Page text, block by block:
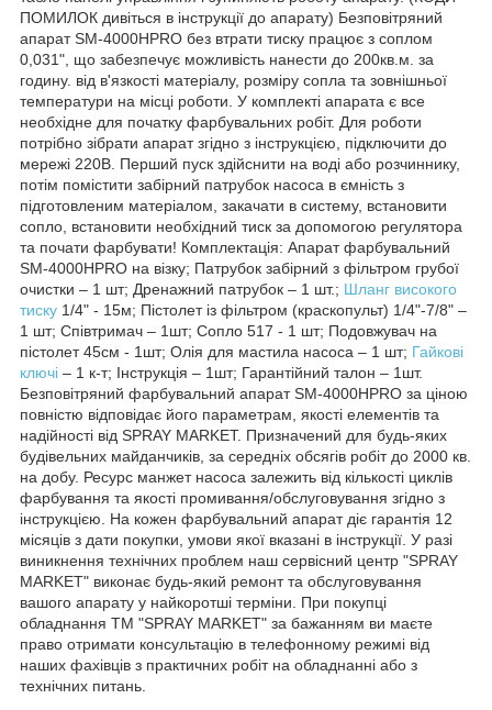
ПОМИЛОК дивіться в інструкції до апарату) Безповітряний
апарат SM-4000HPRO без втрати тиску працює з соплом
0,031", що забезпечує можливість нанести до 200кв.м. за
годину. від в'язкості матеріалу, розміру сопла та зовнішньої
температури на місці роботи. У комплекті апарата є все
необхідне для початку фарбувальних робіт. Для роботи
потрібно зібрати апарат згідно з інструкцією, підключити до
мережі 220В. Перший пуск здійснити на воді або розчиннику,
потім помістити забірний патрубок насоса в ємність з
підготовленим матеріалом, закачати в систему, встановити
сопло, встановити необхідний тиск за допомогою регулятора
та почати фарбувати! Комплектація: Апарат фарбувальний
SM-4000HPRO на візку; Патрубок забірний з фільтром грубої
очистки – 1 шт; Дренажний патрубок – 1 шт.; Шланг високого
тиску 1/4" - 15м; Пістолет із фільтром (краскопульт) 1/4"-7/8" –
1 шт; Співтримач – 1шт; Сопло 517 - 1 шт; Подовжувач на
пістолет 45см - 1шт; Олія для мастила насоса – 1 шт; Гайкові
ключі – 1 к-т; Інструкція – 1шт; Гарантійний талон – 1шт.
Безповітряний фарбувальний апарат SM-4000HPRO за ціною
повністю відповідає його параметрам, якості елементів та
надійності від SPRAY MARKET. Призначений для будь-яких
будівельних майданчиків, за середніх обсягів робіт до 2000 кв.
на добу. Ресурс манжет насоса залежить від кількості циклів
фарбування та якості промивання/обслуговування згідно з
інструкцією. На кожен фарбувальний апарат діє гарантія 12
місяців з дати покупки, умови якої вказані в інструкції. У разі
виникнення технічних проблем наш сервісний центр "SPRAY
MARKET" виконає будь-який ремонт та обслуговування
вашого апарату у найкоротші терміни. При покупці
обладнання ТМ "SPRAY MARKET" за бажанням ви маєте
право отримати консультацію в телефонному режимі від
наших фахівців з практичних робіт на обладнанні або з
технічних питань.